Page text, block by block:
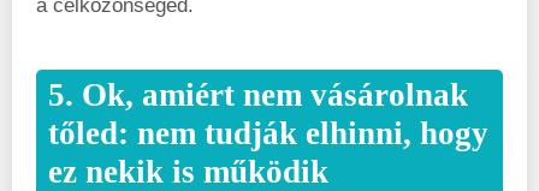
a célközönséged.
5. Ok, amiért nem vásárolnak
tőled: nem tudják elhinni, hogy
ez nekik is működik